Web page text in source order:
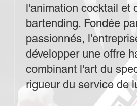
l'animation cocktail et
bartending. Fondée
passionnés,
développer une offre
combinant l'art du
rigueur du service de